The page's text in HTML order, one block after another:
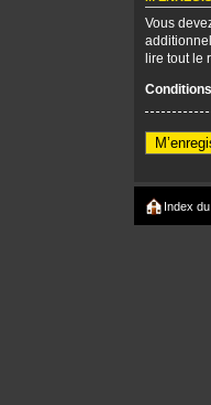
Vous
lire tout le
Index